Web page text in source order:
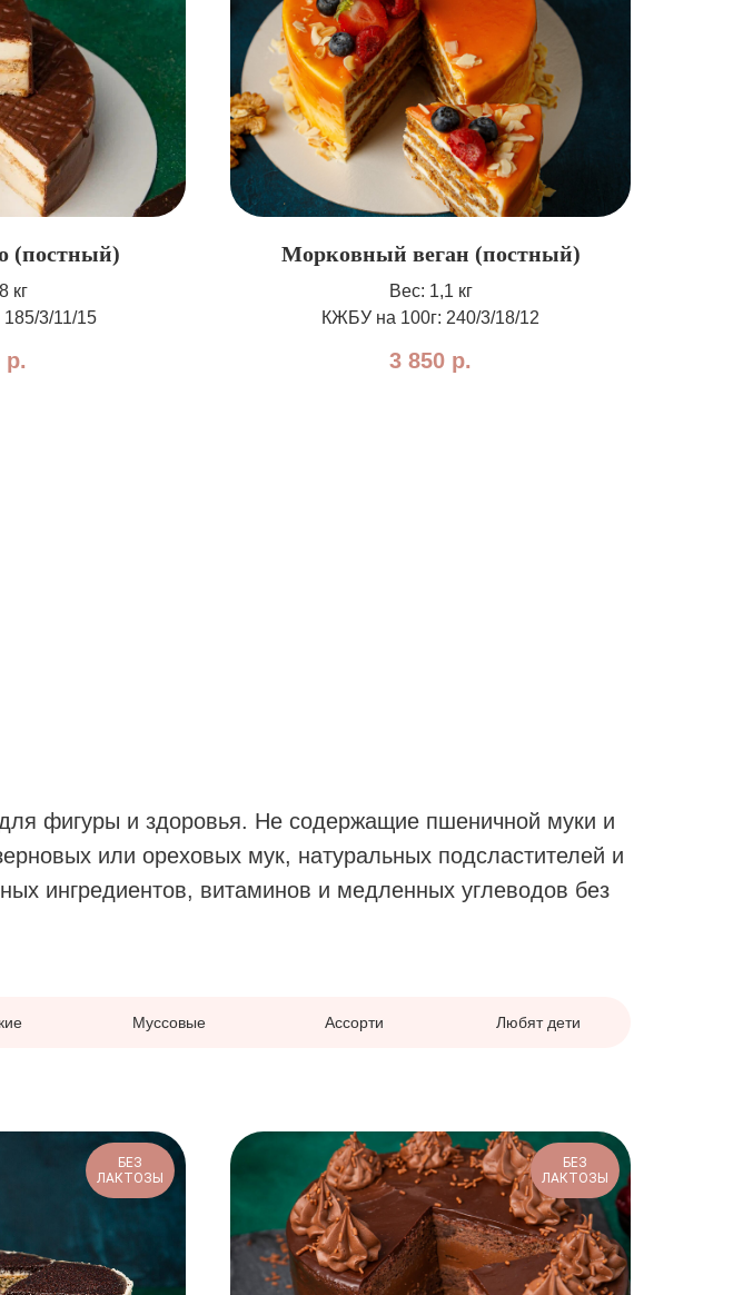
(постный)
кг
3/11/15
р.
Морковный веган (постный)
Вес: 1,1 кг
КЖБУ на 100г: 240/3/18/12
3 850 р.
фигуры и здоровья. Не содержащие пшеничной муки и
или ореховых мук, натуральных подсластителей и
ингредиентов, витаминов и медленных углеводов без
Муссовые Ассорти Любят дети
БЕЗ
ЛАКТОЗЫ
БЕЗ
ЛАКТОЗЫ